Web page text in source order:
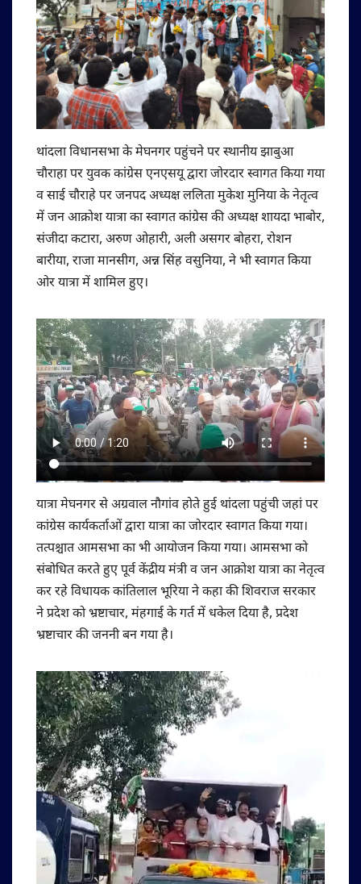
थांदला विधानसभा के मेघनगर पहुंचने पर स्थानीय झाबुआ
चौराहा पर युवक कांग्रेस एनएसयू द्वारा जोरदार स्वागत किया गया
व साई चौराहे पर जनपद अध्यक्ष ललिता मुकेश मुनिया के नेतृत्व
में जन आक्रोश यात्रा का स्वागत कांग्रेस की अध्यक्ष शायदा भाबोर,
संजीदा कटारा, अरुण ओहारी, अली असगर बोहरा, रोशन
बारीया, राजा मानसीग, अन्न सिंह वसुनिया, ने भी स्वागत किया
ओर यात्रा में शामिल हुए।
यात्रा मेघनगर से अग्रवाल नौगांव होते हुई थांदला पहुंची जहां पर
कांग्रेस कार्यकर्ताओं द्वारा यात्रा का जोरदार स्वागत किया गया।
तत्पश्चात आमसभा का भी आयोजन किया गया। आमसभा को
संबोधित करते हुए पूर्व केंद्रीय मंत्री व जन आक्रोश यात्रा का नेतृत्व
कर रहे विधायक कांतिलाल भूरिया ने कहा की शिवराज सरकार
ने प्रदेश को भ्रष्टाचार, मंहगाई के गर्त में धकेल दिया है, प्रदेश
भ्रष्टाचार की जननी बन गया है।